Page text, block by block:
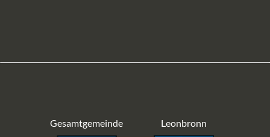
Gesamtgemeinde Leonbronn